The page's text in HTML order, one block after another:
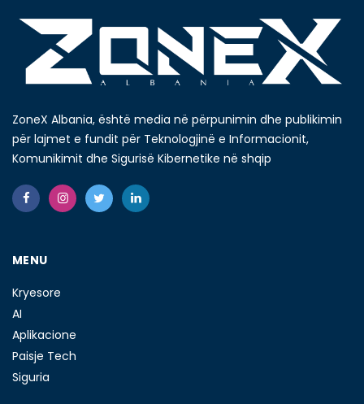
ZoneX Albania, është media në përpunimin dhe publikimin
për lajmet e fundit për Teknologjinë e Informacionit,
Komunikimit dhe Sigurisë Kibernetike në shqip
MENU
Kryesore
AI
Aplikacione
Paisje Tech
Siguria